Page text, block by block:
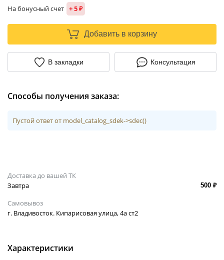
На бонусный счет + 5 ₽
Добавить в корзину
В закладки Консультация
Способы получения заказа:
Пустой ответ от model_catalog_sdek->sdec()
Доставка до вашей ТК
Завтра
500 ₽
Самовывоз
г. Владивосток. Кипарисовая улица, 4а ст2
Характеристики